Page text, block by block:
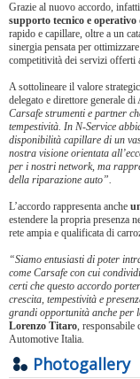
Grazie al nuovo accordo,
supporto tecnico e operativo
rapido e capillare, oltre a un
sinergia pensata per
competitività dei servizi offerti
A sottolineare il valore
delegato e direttore generale
Carsafe strumenti e partner
tempestività. In N-Service
disponibilità capillare di un
nostra visione orientata
per i nostri network, ma
della riparazione auto”.
L’accordo rappresenta anche
estendere la propria presenza
rete ampia e qualificata di
“Siamo entusiasti di poter
come Carsafe con cui
certi che questo accordo
crescita, tempestività e
grandi opportunità anche per
Lorenzo Titaro, responsabile
Automotive Italia.
Photogallery